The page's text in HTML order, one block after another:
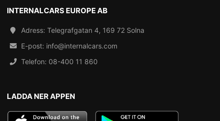
INTERNALCARS EUROPE AB
Adress: Telegrafgatan 4, 169 72 Solna
E-post: info@internalcars.com
Telefon: 08-400 11 860
LADDA NER APPEN